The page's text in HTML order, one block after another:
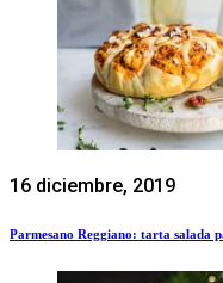
16 diciembre, 2019
Parmesano Reggiano: tarta salada